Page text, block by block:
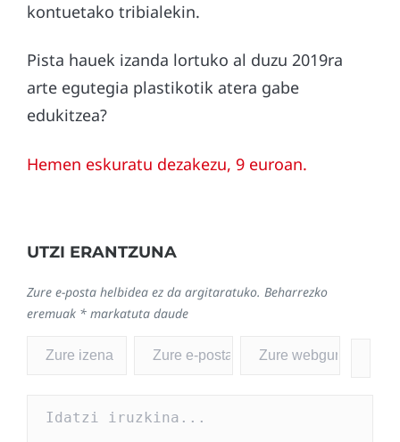
kontuetako tribialekin.
Pista hauek izanda lortuko al duzu 2019ra
arte egutegia plastikotik atera gabe
edukitzea?
Hemen eskuratu dezakezu, 9 euroan.
UTZI ERANTZUNA
Zure e-posta helbidea ez da argitaratuko. Beharrezko
eremuak * markatuta daude